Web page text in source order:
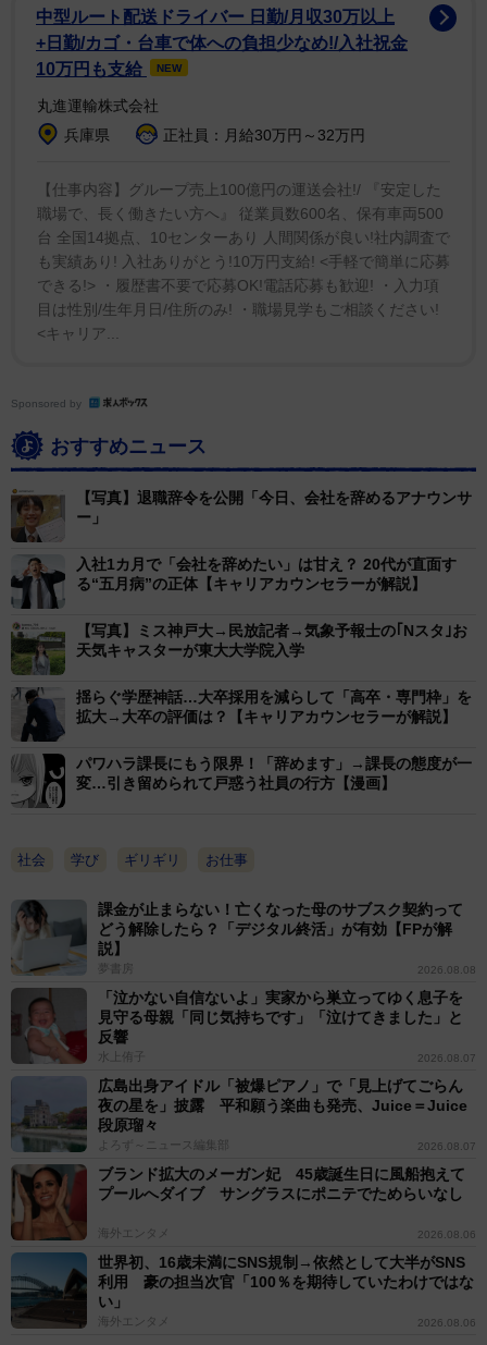
と、多くの企業で制度が十分に認識・活用されていない
可能性がある。
「上司ガチャ・配属ガチャを感じたことがあるか」に
ついては、「強く感じる(22.9％)」「やや感じる
「どのようなサポートがあれば辞めたいと思わなかっ
たか」という質問では、「社員同士の交流機会」や「他
部署との交流機会」「上司以外の相談相手」など直属の
上司以外との関係構築を求める声が多かった。
中型ルート配送ドライバー 日勤/月収30万以上
+日勤/カゴ・台車で体への負担少なめ!/入社祝金
10万円も支給
NEW
丸進運輸株式会社
兵庫県
正社員：月給30万円～32万円
【仕事内容】グループ売上100億円の運送会社!/ 『安定した
職場で、長く働きたい方へ』 従業員数600名、保有車両500
台 全国14拠点、10センターあり 人間関係が良い!社内調査で
も実績あり! 入社ありがとう!10万円支給! <手軽で簡単に応募
できる!> ・履歴書不要で応募OK!電話応募も歓迎! ・入力項
目は性別/生年月日/住所のみ! ・職場見学もご相談ください!
<キャリア...
Sponsored by
おすすめニュース
【写真】退職辞令を公開「今日、会社を辞めるアナウンサ
ー」
入社1カ月で「会社を辞めたい」は甘え？ 20代が直面す
る“五月病”の正体【キャリアカウンセラーが解説】
【写真】ミス神戸大→民放記者→気象予報士の｢Nスタ｣お
天気キャスターが東大大学院入学
揺らぐ学歴神話…大卒採用を減らして「高卒・専門枠」を
拡大→大卒の評価は？【キャリアカウンセラーが解説】
パワハラ課長にもう限界！「辞めます」→課長の態度が一
変…引き留められて戸惑う社員の行方【漫画】
社会 学び ギリギリ お仕事
課金が止まらない！亡くなった母のサブスク契約って
どう解除したら？「デジタル終活」が有効【FPが解
説】
夢書房 2026.08.08
「泣かない自信ないよ」実家から巣立ってゆく息子を
見守る母親「同じ気持ちです」「泣けてきました」と
反響
水上侑子 2026.08.07
広島出身アイドル「被爆ピアノ」で「見上げてごらん
夜の星を」披露 平和願う楽曲も発売、Juice＝Juice
段原瑠々
よろず～ニュース編集部 2026.08.07
ブランド拡大のメーガン妃 45歳誕生日に風船抱えて
プールへダイブ サングラスにポニテでためらいなし
海外エンタメ 2026.08.06
世界初、16歳未満にSNS規制→依然として大半がSNS
利用 豪の担当次官「100％を期待していたわけではな
い」
海外エンタメ 2026.08.06